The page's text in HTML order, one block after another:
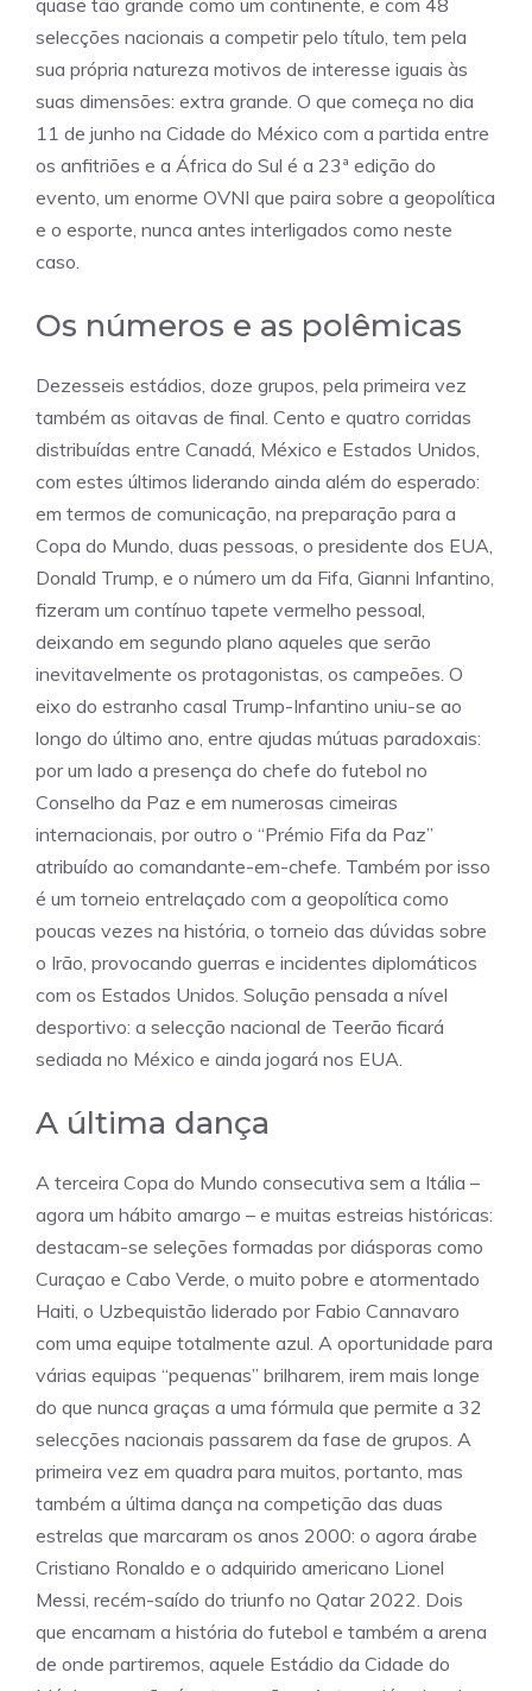
quase tão grande como um continente, e com 48
selecções nacionais a competir pelo título, tem pela
sua própria natureza motivos de interesse iguais às
suas dimensões: extra grande. O que começa no dia
11 de junho na Cidade do México com a partida entre
os anfitriões e a África do Sul é a 23ª edição do
evento, um enorme OVNI que paira sobre a geopolítica
e o esporte, nunca antes interligados como neste
caso.
Os números e as polêmicas
Dezesseis estádios, doze grupos, pela primeira vez
também as oitavas de final. Cento e quatro corridas
distribuídas entre Canadá, México e Estados Unidos,
com estes últimos liderando ainda além do esperado:
em termos de comunicação, na preparação para a
Copa do Mundo, duas pessoas, o presidente dos EUA,
Donald Trump, e o número um da Fifa, Gianni Infantino,
fizeram um contínuo tapete vermelho pessoal,
deixando em segundo plano aqueles que serão
inevitavelmente os protagonistas, os campeões. O
eixo do estranho casal Trump-Infantino uniu-se ao
longo do último ano, entre ajudas mútuas paradoxais:
por um lado a presença do chefe do futebol no
Conselho da Paz e em numerosas cimeiras
internacionais, por outro o “Prémio Fifa da Paz”
atribuído ao comandante-em-chefe. Também por isso
é um torneio entrelaçado com a geopolítica como
poucas vezes na história, o torneio das dúvidas sobre
o Irão, provocando guerras e incidentes diplomáticos
com os Estados Unidos. Solução pensada a nível
desportivo: a selecção nacional de Teerão ficará
sediada no México e ainda jogará nos EUA.
A última dança
A terceira Copa do Mundo consecutiva sem a Itália –
agora um hábito amargo – e muitas estreias históricas:
destacam-se seleções formadas por diásporas como
Curaçao e Cabo Verde, o muito pobre e atormentado
Haiti, o Uzbequistão liderado por Fabio Cannavaro
com uma equipe totalmente azul. A oportunidade para
várias equipas “pequenas” brilharem, irem mais longe
do que nunca graças a uma fórmula que permite a 32
selecções nacionais passarem da fase de grupos. A
primeira vez em quadra para muitos, portanto, mas
também a última dança na competição das duas
estrelas que marcaram os anos 2000: o agora árabe
Cristiano Ronaldo e o adquirido americano Lionel
Messi, recém-saído do triunfo no Qatar 2022. Dois
que encarnam a história do futebol e também a arena
de onde partiremos, aquele Estádio da Cidade do